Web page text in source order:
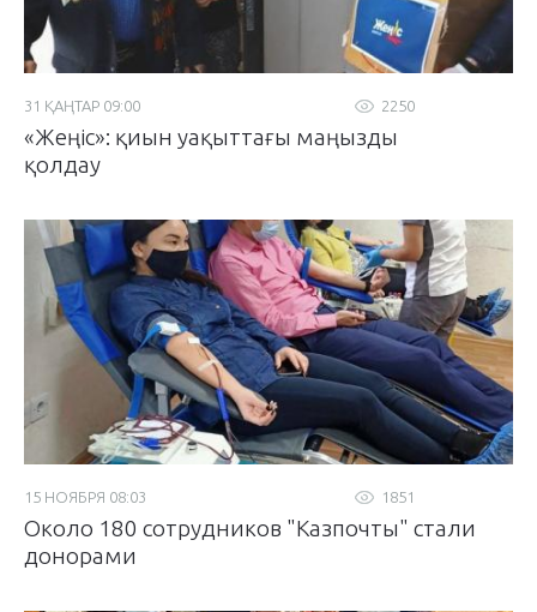
2250
31 ҚАҢТАР 09:00
«Жеңіс»: қиын уақыттағы маңызды
қолдау
1851
15 НОЯБРЯ 08:03
Около 180 сотрудников "Казпочты" стали
донорами